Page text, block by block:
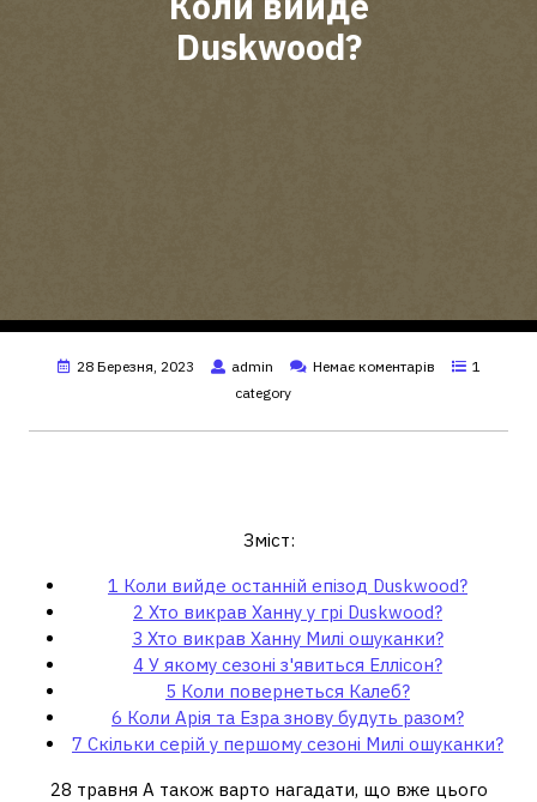
Duskwood?
28 Березня, 2023 admin Немає коментарів
1
category
Зміст:
1 Коли вийде останній епізод Duskwood?
2 Хто викрав Ханну у грі Duskwood?
3 Хто викрав Ханну Милі ошуканки?
4 У якому сезоні з'явиться Еллісон?
5 Коли повернеться Калеб?
6 Коли Арія та Езра знову будуть разом?
7 Скільки серій у першому сезоні Милі ошуканки?
28 травня А також варто нагадати, що вже цього